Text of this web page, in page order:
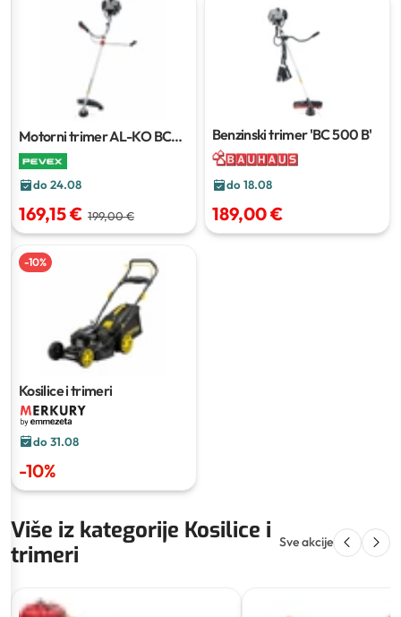
Motorni trimer AL-KO BC
500 B
do 24.08
169,15 € 199,00 €
Benzinski trimer 'BC 500 B'
do 18.08
189,00 €
-10%
Kosilice i trimeri
do 31.08
-10%
Više iz kategorije Kosilice i
trimeri
Sve akcije